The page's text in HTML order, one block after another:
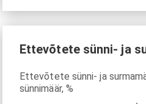
Ettevõtete sünni- ja
Ettevõtete sünni- ja
sünnimäär, %